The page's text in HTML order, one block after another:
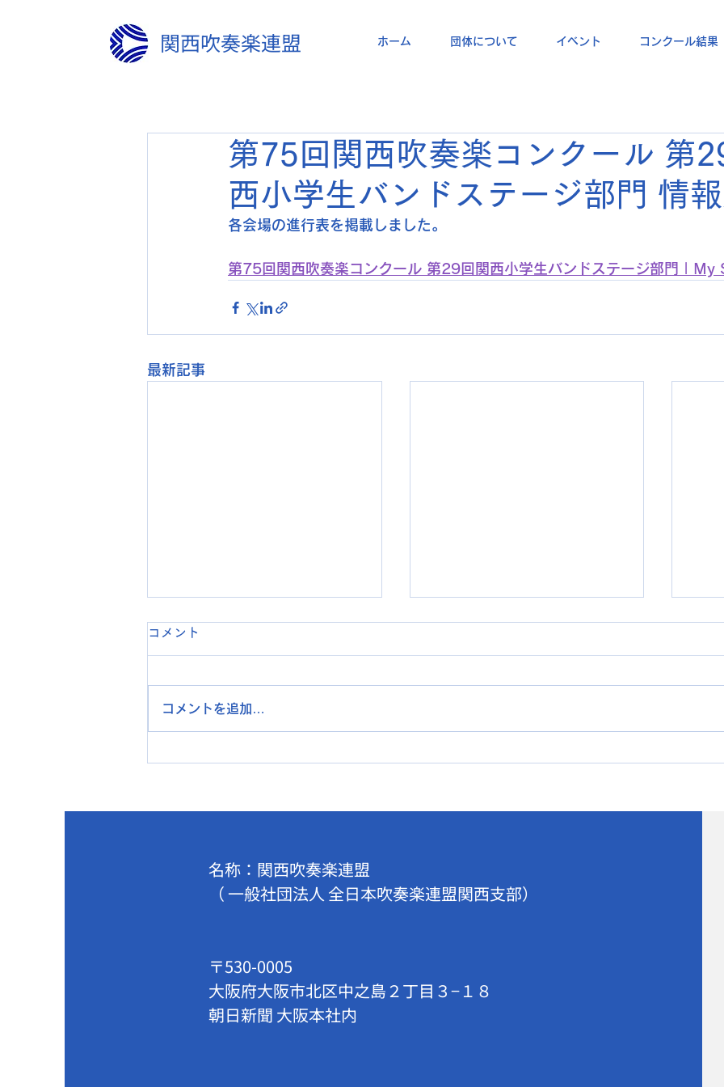
関西吹奏楽連盟 ホーム 団体について イベント コンクール結果
第75回関西吹奏楽コンクール 第
西小学生バンドステージ部門 情
各会場の進行表を掲載しました。
第75回関西吹奏楽コンクール 第29回関西小学生バンドステージ部門 | My
最新記事
第76回関西吹奏楽コンクール
事務局休暇のお知らせ
コメント
コメントを追加…
名称：関西吹奏楽連盟
（ 一般社団法人 全日本吹奏楽連盟関西支部）
〒530-0005
大阪府大阪市北区中之島２丁目３−１８
朝日新聞 大阪本社内